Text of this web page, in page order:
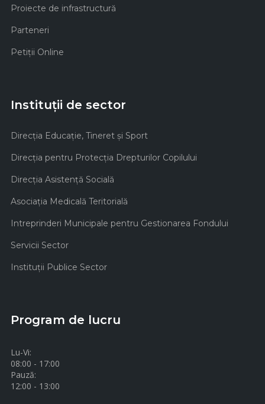
Proiecte de infrastructură
Parteneri
Petiții Online
Instituții de sector
Direcţia Educaţie, Tineret şi Sport
Direcţia pentru Protecţia Drepturilor Copilului
Direcţia Asistenţă Socială
Asociaţia Medicală Teritorială
Intreprinderi Municipale pentru Gestionarea Fondului
Servicii Sector
Instituţii Publice Sector
Program de lucru
Lu-Vi:
08:00 - 17:00
Pauză:
12:00 - 13:00